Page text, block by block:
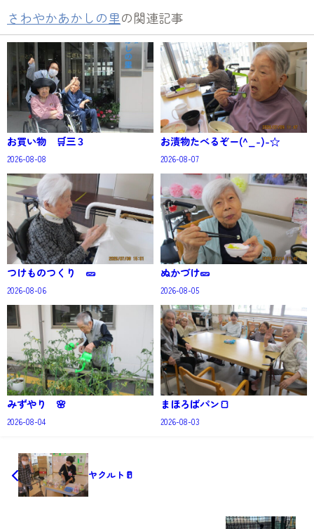
さわやかあかしの里の関連記事
お買い物 🛒三３
2026-08-08
お漬物たべるぞー(^_-)-☆
2026-08-07
つけものつくり 🥒
2026-08-06
ぬかづけ🥒
2026-08-05
みずやり 🌸
2026-08-04
まほろばパン🍞
2026-08-03
ヤクルト🥛